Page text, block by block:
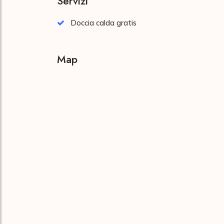
Doccia calda gratis
Map